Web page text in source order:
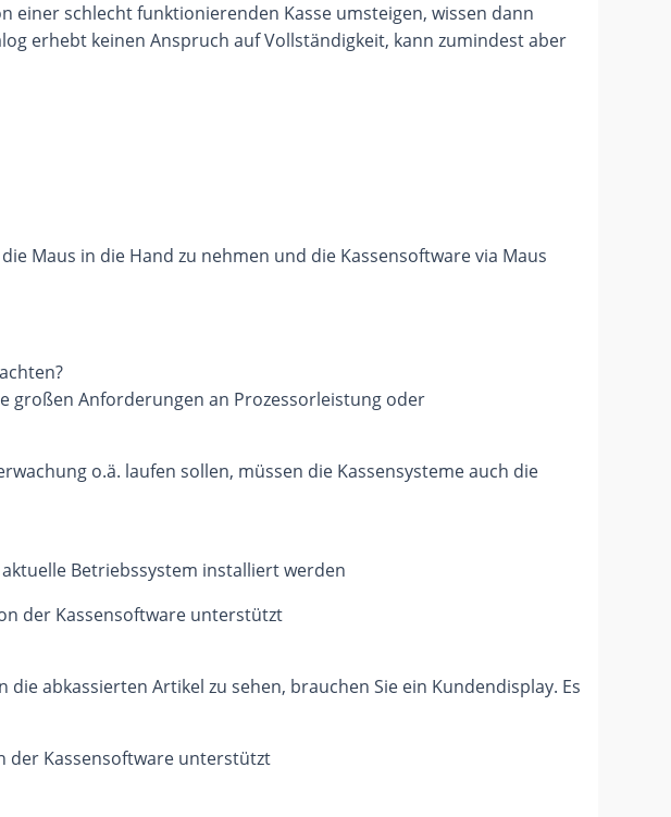
einer schlecht funktionierenden Kasse umsteigen, wissen dann
erhebt keinen Anspruch auf Vollständigkeit, kann zumindest aber
Maus in die Hand zu nehmen und die Kassensoftware via Maus
großen Anforderungen an Prozessorleistung oder
o.ä. laufen sollen, müssen die Kassensysteme auch die
Betriebssystem installiert werden
der Kassensoftware unterstützt
abkassierten Artikel zu sehen, brauchen Sie ein Kundendisplay. Es
der Kassensoftware unterstützt